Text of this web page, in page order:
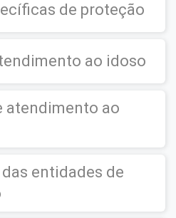
de proteção
ao idoso
atendimento ao
entidades de